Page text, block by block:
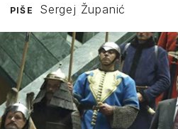
PIŠE Sergej Županić